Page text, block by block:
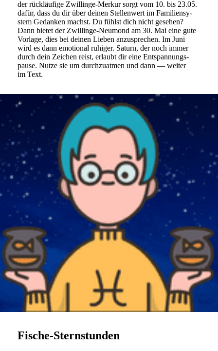
der rück­läu­fige Zwil­linge-Merkur sorgt vom 10. bis 23.05.
dafür, dass du dir über deinen Stel­len­wert im Fami­li­en­sy­
stem Gedanken machst. Du fühlst dich nicht gesehen?
Dann bietet der Zwil­linge-Neu­mond am 30. Mai eine gute
Vor­lage, dies bei deinen Lieben anzu­spre­chen. Im Juni
wird es dann emo­tional ruhiger. Saturn, der noch immer
durch dein Zei­chen reist, erlaubt dir eine Ent­span­nungs­
pause. Nutze sie um durch­zu­atmen und dann — weiter
im Text.
Fische-Sternstunden